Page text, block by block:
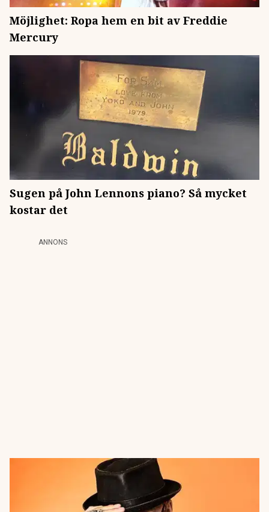
Möjlighet: Ropa hem en bit av Freddie
Mercury
Sugen på John Lennons piano? Så mycket
kostar det
ANNONS